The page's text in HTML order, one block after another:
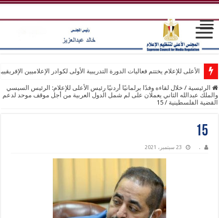
الأعلى للإعلام يختتم فعاليات الدورة التدريبية الأولى لكوادر الإعلاميين
الرئيسية / خلال لقاءه وفدًا برلمانيًا أردنيًا رئيس الأعلى للإعلام: الرئيس السيسي
والملك عبدالله الثاني يعملان على لم شمل الدول العربية من أجل موقف موحد لدعم
القضية الفلسطينية /
15
15
. 23 سبتمبر، 2021